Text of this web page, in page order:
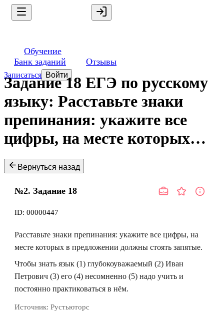
Обучение
Банк заданий
Отзывы
Записаться Войти
Задание 18 ЕГЭ по русскому
языку: Расставьте знаки
препинания: укажите все
цифры, на месте которых…
Вернуться назад
№2. Задание 18
ID: 00000447
Расставьте знаки препинания: укажите все цифры, на
месте которых в предложении должны стоять запятые.
Чтобы знать язык (1) глубокоуважаемый (2) Иван
Петрович (3) его (4) несомненно (5) надо учить и
постоянно практиковаться в нём.
Источник: Рустьюторс